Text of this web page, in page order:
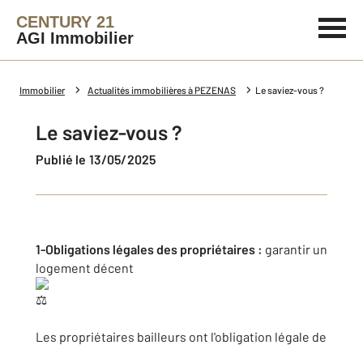
CENTURY 21
AGI Immobilier
Immobilier Actualités immobilières à PEZENAS Le saviez-vous ?
Le saviez-vous ?
Publié le 13/05/2025
1-Obligations légales des propriétaires : garantir un
logement décent
Les propriétaires bailleurs ont l'obligation légale de